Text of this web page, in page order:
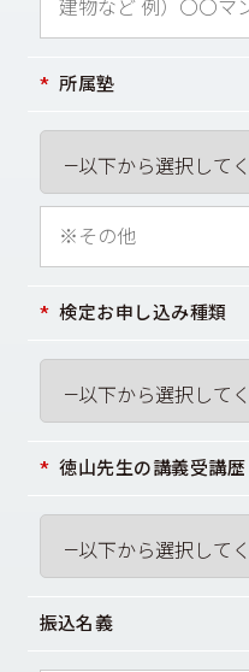
所属塾
検定お申し込み種類
徳山先生の講義受講歴
振込名義